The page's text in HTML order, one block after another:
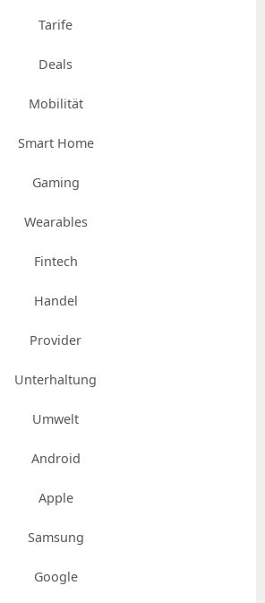
Tarife
Deals
Mobilität
Smart Home
Gaming
Wearables
Fintech
Handel
Provider
Unterhaltung
Umwelt
Android
Apple
Samsung
Google